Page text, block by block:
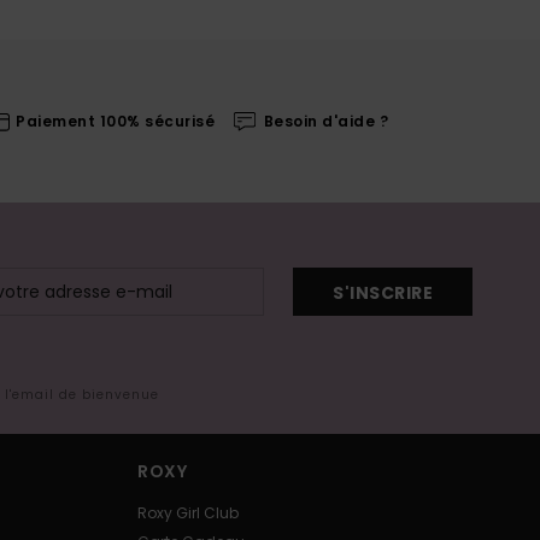
Paiement 100% sécurisé Besoin d'aide ?
S'INSCRIRE
de bienvenue
ROXY
Roxy Girl Club